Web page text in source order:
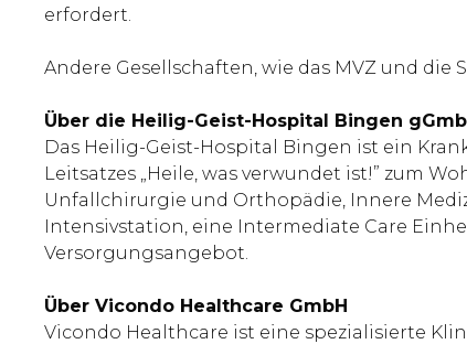
erfordert.
Andere Gesellschaften, wie das MVZ und die
Über die Heilig-Geist-Hospital Bingen
Das Heilig-Geist-Hospital Bingen ist ein
Leitsatzes „Heile, was verwundet ist!” zum
Unfallchirurgie und Orthopädie, Innere
Intensivstation, eine Intermediate Care
Versorgungsangebot.
Über Vicondo Healthcare GmbH
Vicondo Healthcare ist eine spezialisierte